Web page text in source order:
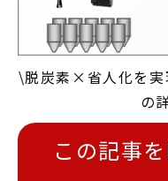
\脱炭素×省人化を実
の
この記事